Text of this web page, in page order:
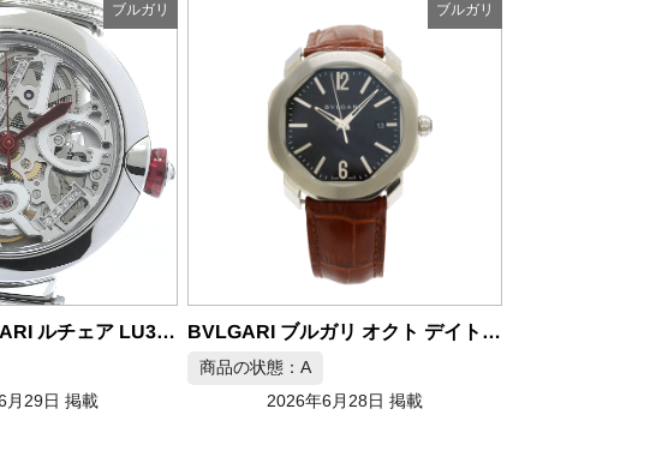
ブルガリ
BVLGARI ブルガリ オクト デイト SS 革ベルト メンズ腕時計
月28日 掲載
ブルガリ
BVLGARI ブルガリ B-zero1 ビーゼロワン ネックレス 750WG ダイヤ
商品の状態：A
2026年6月27日 掲載